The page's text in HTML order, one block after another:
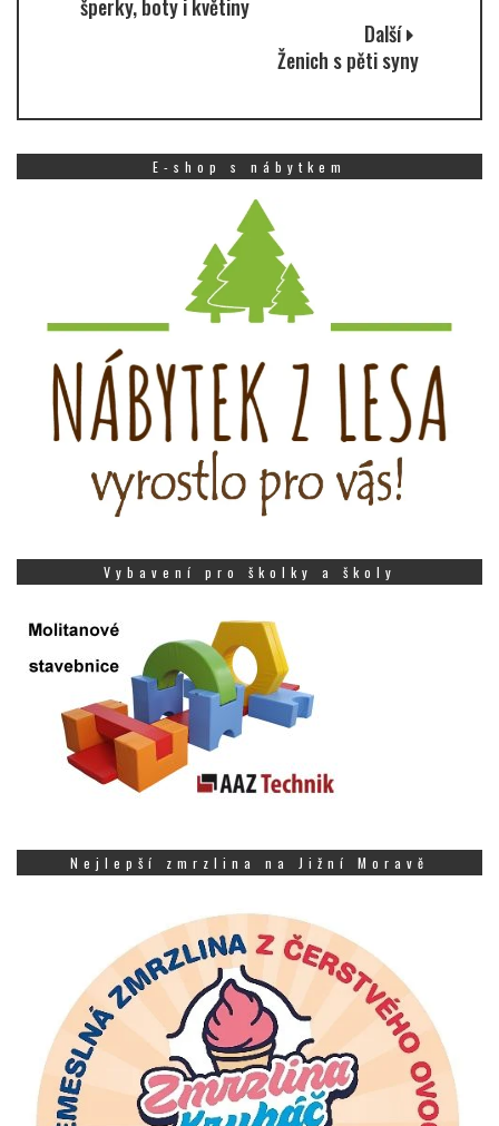
šperky, boty i květiny
Další
Ženich s pěti syny
E-shop s nábytkem
Vybavení pro školky a školy
Nejlepší zmrzlina na Jižní Moravě